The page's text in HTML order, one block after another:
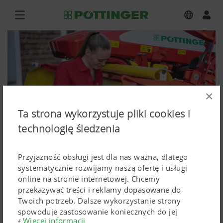
×
Ta strona wykorzystuje pliki cookies i
technologię śledzenia
Przyjazność obsługi jest dla nas ważna, dlatego
systematycznie rozwijamy naszą ofertę i usługi
online na stronie internetowej. Chcemy
przekazywać treści i reklamy dopasowane do
Twoich potrzeb. Dalsze wykorzystanie strony
spowoduje zastosowanie koniecznych do jej
Więcej informacji
NOVACAT 301 ALPHA MOTION ED
PRO